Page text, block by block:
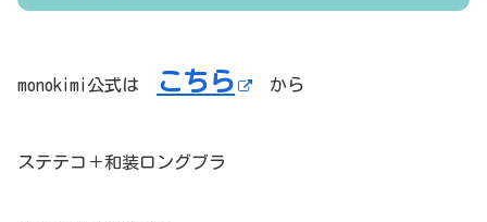
monokimi公式は こちら から
ステテコ＋和装ロングブラ